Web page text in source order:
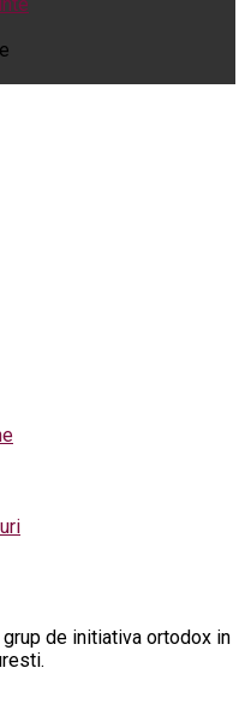
de initiativa ortodox in